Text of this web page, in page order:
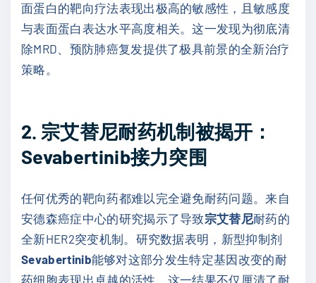
面蛋白的靶向疗法表现出极高的敏感性，且敏感度
与表面蛋白表达水平高度相关。这一发现为彻底清
除MRD、预防肺癌复发提供了极具前景的全新治疗
策略。
2. 宗艾替尼耐药机制被揭开：
Sevabertinib接力突围
任何优秀的靶向药都难以完全避免耐药问题。来自
安德森癌症中心的研究揭示了导致宗艾替尼耐药的
全新HER2突变机制。研究数据表明，新型抑制剂
Sevabertinib能够对这部分发生特定基因改变的耐
药细胞表现出卓越的活性。这一结果不仅厘清了耐